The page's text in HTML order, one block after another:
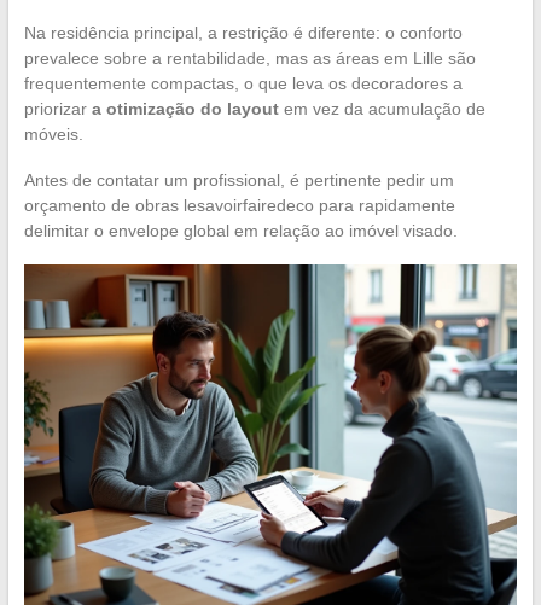
Na residência principal, a restrição é diferente: o conforto
prevalece sobre a rentabilidade, mas as áreas em Lille são
frequentemente compactas, o que leva os decoradores a
priorizar a otimização do layoutem vez da acumulação de
móveis.
Antes de contatar um profissional, é pertinente pedir um
orçamento de obras lesavoirfairedeco para rapidamente
delimitar o envelope global em relação ao imóvel visado.